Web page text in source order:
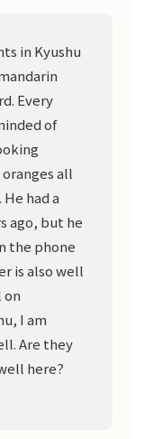
in Kyushu
Every
of
all
had a
ago, but he
the phone
is also well
on
I am
Are they
here?